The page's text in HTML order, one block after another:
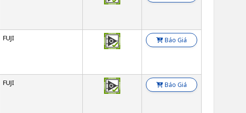
FUJI Báo Giá
FUJI Báo Giá